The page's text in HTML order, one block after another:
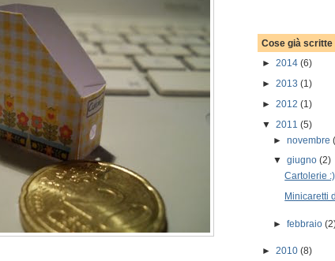
Cose già scritte
► 2014 (6)
► 2013 (1)
► 2012 (1)
▼ 2011 (5)
►novembre
▼giugno(2)
Cartolerie :)
Minicaretti
►febbraio
► 2010 (8)